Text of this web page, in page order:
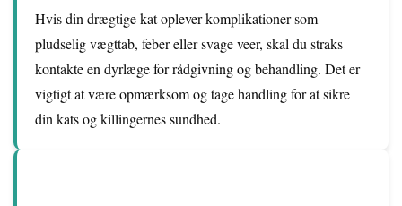
Hvis din drægtige kat oplever komplikationer som
pludselig vægttab, feber eller svage veer, skal du straks
kontakte en dyrlæge for rådgivning og behandling. Det er
vigtigt at være opmærksom og tage handling for at sikre
din kats og killingernes sundhed.